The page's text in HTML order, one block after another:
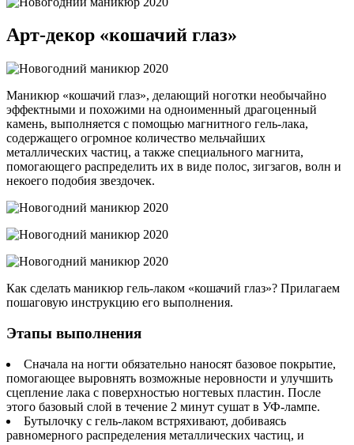
Арт-декор «кошачий глаз»
Маникюр «кошачий глаз», делающий ноготки необычайно
эффектными и похожими на одноименный драгоценный
камень, выполняется с помощью магнитного гель-лака,
содержащего огромное количество мельчайших
металлических частиц, а также специального магнита,
помогающего распределить их в виде полос, зигзагов, волн и
некоего подобия звездочек.
Как сделать маникюр гель-лаком «кошачий глаз»? Прилагаем
пошаговую инструкцию его выполнения.
Этапы выполнения
Сначала на ногти обязательно наносят базовое покрытие,
помогающее выровнять возможные неровности и улучшить
сцепление лака с поверхностью ногтевых пластин. После
этого базовый слой в течение 2 минут сушат в УФ-лампе.
Бутылочку с гель-лаком встряхивают, добиваясь
равномерного распределения металлических частиц, и